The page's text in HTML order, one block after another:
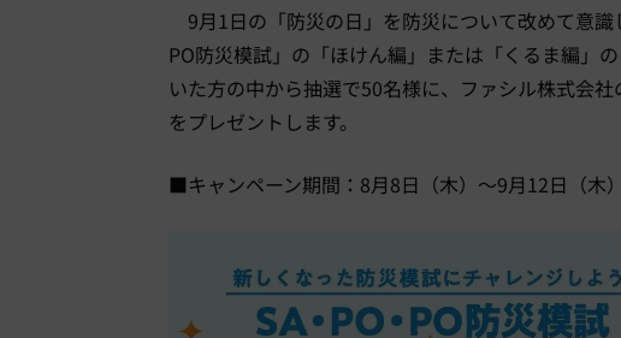
9月1日の「防災の日」を防災について改めて意
PO防災模試」の「ほけん編」または「くるま編」
いた方の中から抽選で50名様に、ファシル株式会
をプレゼントします。
■キャンペーン期間： 8月8日（木）～9月12日（木）